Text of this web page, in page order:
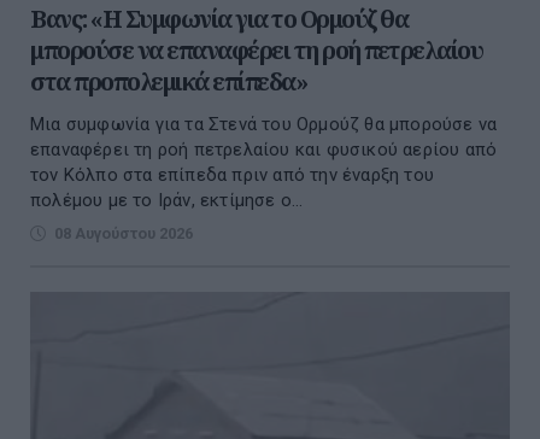
Βανς: «Η Συμφωνία για το Ορμούζ θα
μπορούσε να επαναφέρει τη ροή πετρελαίου
στα προπολεμικά επίπεδα»
Μια συμφωνία για τα Στενά του Ορμούζ θα μπορούσε να
επαναφέρει τη ροή πετρελαίου και φυσικού αερίου από
τον Κόλπο στα επίπεδα πριν από την έναρξη του
πολέμου με το Ιράν, εκτίμησε ο...
08 Αυγούστου 2026